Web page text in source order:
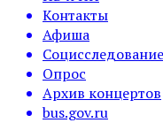
Контакты
Афиша
Социсследование
Опрос
Архив концертов
bus.gov.ru